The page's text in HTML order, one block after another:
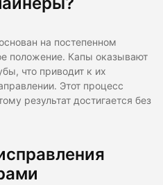
на постепенном
положение. Капы оказывают
что приводит к их
Этот процесс
результат достигается без